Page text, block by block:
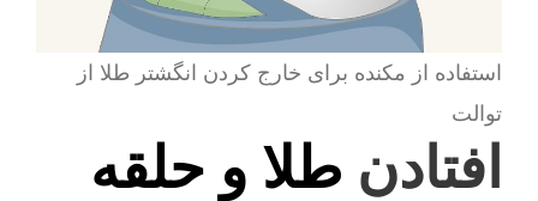
استفاده از مکنده برای خارج کردن انگشتر طلا از
توالت
افتادن طلا و حلقه